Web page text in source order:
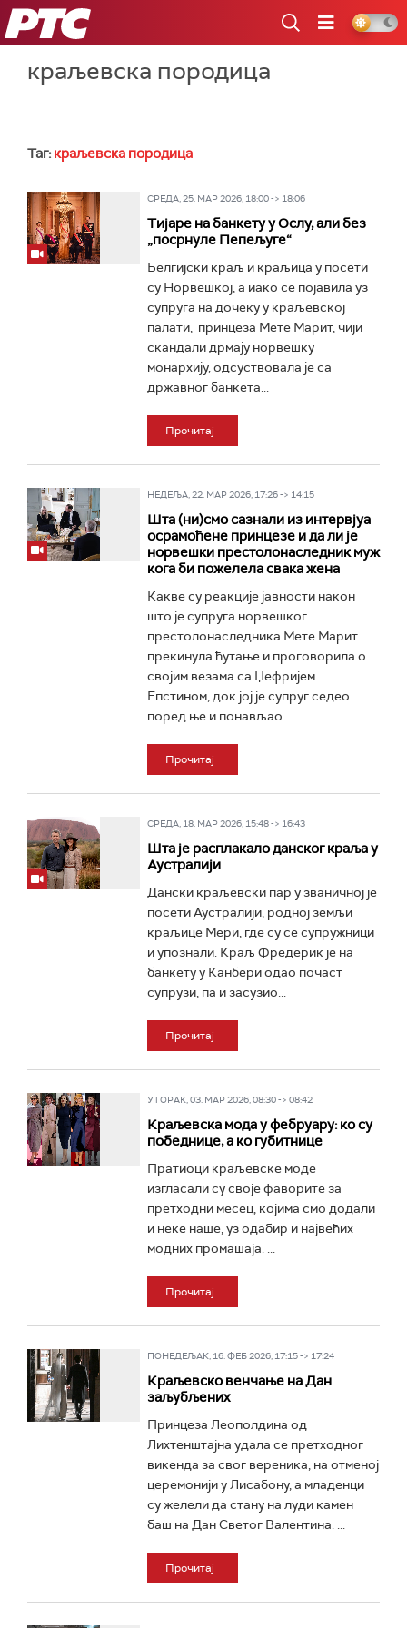
РТС
краљевска породица
Таг: краљевска породица
СРЕДА, 25. МАР 2026, 18:00 -> 18:06
Тијаре на банкету у Ослу, али без
„посрнуле Пепељуге“
Белгијски краљ и краљица у посети
су Норвешкој, а иако се појавила уз
супруга на дочеку у краљевској
палати, принцеза Мете Марит, чији
скандали дрмају норвешку
монархију, одсуствовала је са
државног банкета...
Прочитај
НЕДЕЉА, 22. МАР 2026, 17:26 -> 14:15
Шта (ни)смо сазнали из интервјуа
осрамоћене принцезе и да ли је
норвешки престолонаследник муж
кога би пожелела свака жена
Какве су реакције јавности након
што је супруга норвешког
престолонаследника Мете Марит
прекинула ћутање и проговорила о
својим везама са Џефријем
Епстином, док јој је супруг седео
поред ње и понављао...
Прочитај
СРЕДА, 18. МАР 2026, 15:48 -> 16:43
Шта је расплакало данског краља у
Аустралији
Дански краљевски пар у званичној је
посети Аустралији, родној земљи
краљице Мери, где су се супружници
и упознали. Краљ Фредерик je на
банкету у Канбери одао почаст
супрузи, па и засузио...
Прочитај
УТОРАК, 03. МАР 2026, 08:30 -> 08:42
Краљевска мода у фебруару: ко су
победнице, а ко губитнице
Пратиоци краљевске моде
изгласали су своје фаворите за
претходни месец, којима смо додали
и неке наше, уз одабир и највећих
модних промашаја. ...
Прочитај
ПОНЕДЕЉАК, 16. ФЕБ 2026, 17:15 -> 17:24
Краљевско венчање на Дан
заљубљених
Принцеза Леополдина од
Лихтенштајна удала се претходног
викенда за свог вереника, на отменој
церемонији у Лисабону, а младенци
су желели да стану на луди камен
баш на Дан Светог Валентина. ...
Прочитај